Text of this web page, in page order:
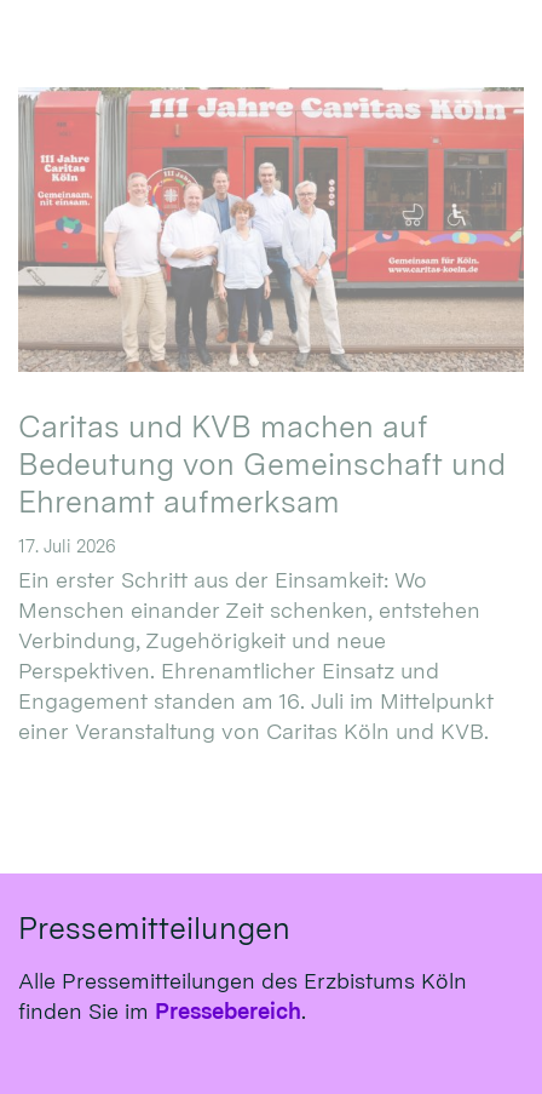
Caritas und KVB machen auf
Bedeutung von Gemeinschaft und
Ehrenamt aufmerksam
17. Juli 2026
Ein erster Schritt aus der Einsamkeit: Wo
Menschen einander Zeit schenken, entstehen
Verbindung, Zugehörigkeit und neue
Perspektiven. Ehrenamtlicher Einsatz und
Engagement standen am 16. Juli im Mittelpunkt
einer Veranstaltung von Caritas Köln und KVB.
Pressemitteilungen
Alle Pressemitteilungen des Erzbistums Köln
finden Sie im Pressebereich.